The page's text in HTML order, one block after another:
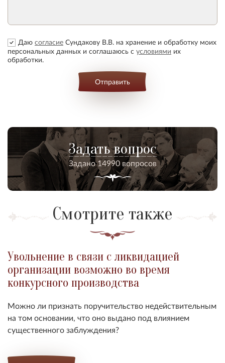
Даю согласие Сундакову В.В. на хранение и обработку моих
персональных данных и соглашаюсь с условиями их
обработки.
Отправить
Задать вопрос
Задано 14990 вопросов
Смотрите также
Увольнение в связи с ликвидацией
организации возможно во время
конкурсного производства
Можно ли признать поручительство недействительным
на том основании, что оно выдано под влиянием
существенного заблуждения?